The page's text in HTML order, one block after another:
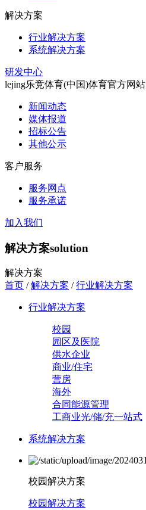
解决方案
行业解决方案
系统解决方案
研发中心
lejing乐竞体育(中国)体育官方网站
新闻动态
媒体报道
招标公告
其他公示
客户服务
服务网点
服务承诺
加入我们
解决方案solution
解决方案
首页 /解决方案 /行业解决方案
行业解决方案
校园
园区及医院
供水企业
商业/住宅
营房
海外
合同能源管理
工商业光/储/充一站式
系统解决方案
校园解决方案
校园解决方案